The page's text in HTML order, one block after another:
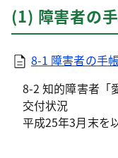
(1) 障害者の
8-1 障害者の手
8-2 知的障害者「
交付状況
平成25年3月末を